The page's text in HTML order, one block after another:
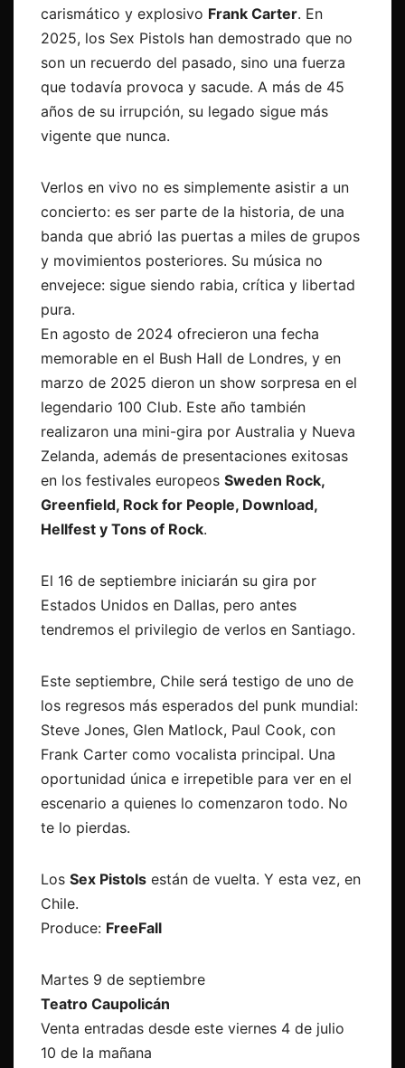
carismático y explosivo Frank Carter. En
2025, los Sex Pistols han demostrado que no
son un recuerdo del pasado, sino una fuerza
que todavía provoca y sacude. A más de 45
años de su irrupción, su legado sigue más
vigente que nunca.
Verlos en vivo no es simplemente asistir a un
concierto: es ser parte de la historia, de una
banda que abrió las puertas a miles de grupos
y movimientos posteriores. Su música no
envejece: sigue siendo rabia, crítica y libertad
pura.
En agosto de 2024 ofrecieron una fecha
memorable en el Bush Hall de Londres, y en
marzo de 2025 dieron un show sorpresa en el
legendario 100 Club. Este año también
realizaron una mini-gira por Australia y Nueva
Zelanda, además de presentaciones exitosas
en los festivales europeos Sweden Rock,
Greenfield, Rock for People, Download,
Hellfest y Tons of Rock.
El 16 de septiembre iniciarán su gira por
Estados Unidos en Dallas, pero antes
tendremos el privilegio de verlos en Santiago.
Este septiembre, Chile será testigo de uno de
los regresos más esperados del punk mundial:
Steve Jones, Glen Matlock, Paul Cook, con
Frank Carter como vocalista principal. Una
oportunidad única e irrepetible para ver en el
escenario a quienes lo comenzaron todo. No
te lo pierdas.
Los Sex Pistols están de vuelta. Y esta vez, en
Chile.
Produce: FreeFall
Martes 9 de septiembre
Teatro Caupolicán
Venta entradas desde este viernes 4 de julio
10 de la mañana